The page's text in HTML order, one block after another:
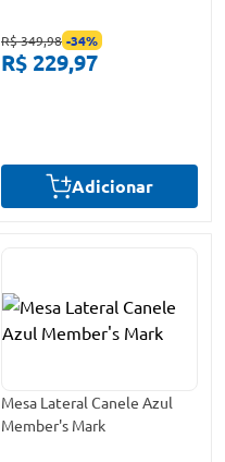
R$ 349,98 -34%
R$ 229,97
Adicionar
Mesa Lateral Canele Azul
Member's Mark